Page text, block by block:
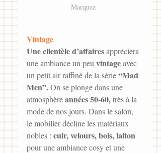
Marquez
Vintage
Une clientèle d’affaires appréciera
une ambiance un peu vintage avec
un petit air raffiné de la série “Mad
Men”. On se plonge dans une
atmosphère années 50-60, très à la
mode de nos jours. Dans le salon,
le mobilier décline les matériaux
nobles : cuir, velours, bois, laiton
pour une ambiance cosy et une